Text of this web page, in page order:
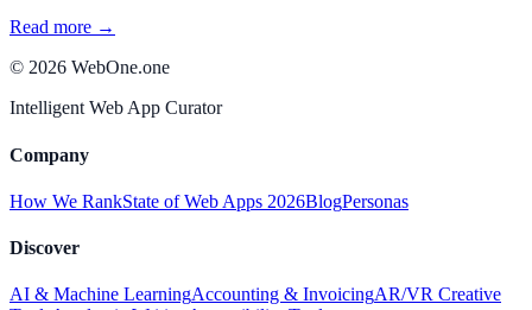
Read more →
© 2026 WebOne.one
Intelligent Web App Curator
Company
How We RankState of Web Apps 2026BlogPersonas
Discover
AI & Machine LearningAccounting & InvoicingAR/VR Creative